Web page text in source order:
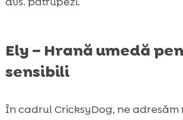
Ely – Hrană umedă
sensibili
În cadrul CricksyDog, ne adresăm